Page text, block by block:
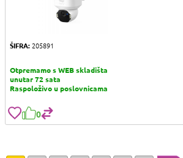
ŠIFRA: 205891
Otpremamo s WEB skladišta
unutar 72 sata
Raspoloživo u poslovnicama
0